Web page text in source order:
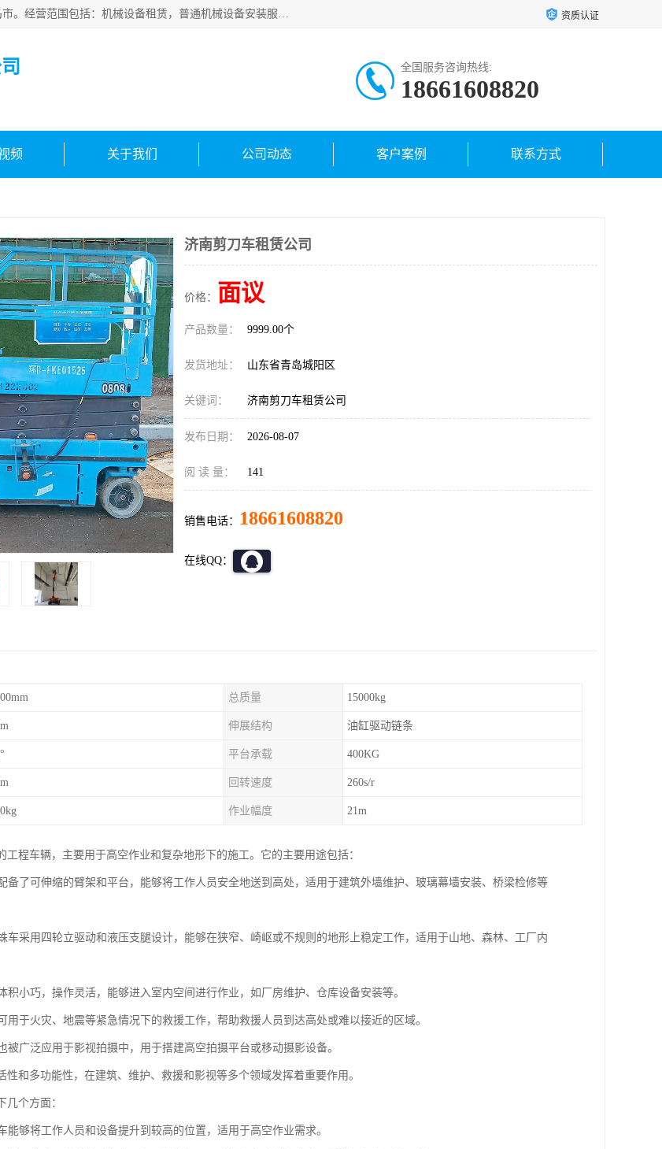
青岛高晟工程机械租赁有限公司成立于2015年，注册地位于山东省青岛市。经营范围包括：机械设备租赁，普通机械设备安装服务，电子、机械设备维护，专用设备修理，通用设备修理，机械设备销售，环境保护专用设备销售，建筑材料销售，专业保洁、清洗、消毒服务，劳动保护用品销售，信息技术咨询服务，汽车拖车、求援、清障服务，物业管理；工程管理服务，货物进出口，技术进出口，汽车销售，新能源汽车整车销售等。 资质认证
全国服务咨询热线:
18661608820
频 关于我们 公司动态 客户案例 联系方式
济南剪刀车租赁公司
价格： 面议
产品数量： 9999.00个
发货地址： 山东省青岛城阳区
关键词： 济南剪刀车租赁公司
发布日期： 2026-08-07
阅 读 量： 141
销售电话： 18661608820
在线QQ：
总质量 15000kg
伸展结构 油缸驱动链条
平台承载 400KG
回转速度 260s/r
作业幅度 21m
工程车辆，主要用于高空作业和复杂地形下的施工。它的主要用途包括：
备了可伸缩的臂架和平台，能够将工作人员安全地送到高处，适用于建筑外墙维护、玻璃幕墙安装、桥梁检修等
车采用四轮立驱动和液压支腿设计，能够在狭窄、崎岖或不规则的地形上稳定工作，适用于山地、森林、工厂内
积小巧，操作灵活，能够进入室内空间进行作业，如厂房维护、仓库设备安装等。
用于火灾、地震等紧急情况下的救援工作，帮助救援人员到达高处或难以接近的区域。
被广泛应用于影视拍摄中，用于搭建高空拍摄平台或移动摄影设备。
性和多功能性，在建筑、维护、救援和影视等多个领域发挥着重要作用。
几个方面：
能够将工作人员和设备提升到较高的位置，适用于高空作业需求。